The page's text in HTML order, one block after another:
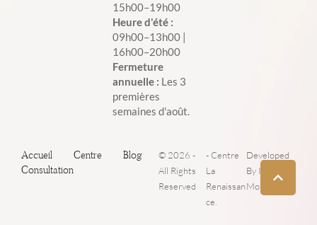
15h00–19h00
Heure d'été :
09h00–13h00 |
16h00–20h00
Fermeture
annuelle : Les 3
premières
semaines d'août.
Accueil Centre
Blog
Consultation
© 2026 -
All Rights
Reserved
- Centre
La
Renaissan
ce.
Developed
By Iboost
Morocco